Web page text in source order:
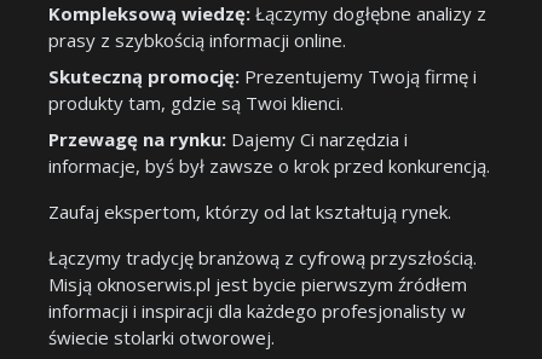
Kompleksową wiedzę: Łączymy dogłębne analizy z
prasy z szybkością informacji online.
Skuteczną promocję: Prezentujemy Twoją firmę i
produkty tam, gdzie są Twoi klienci.
Przewagę na rynku: Dajemy Ci narzędzia i
informacje, byś był zawsze o krok przed konkurencją.
Zaufaj ekspertom, którzy od lat kształtują rynek.
Łączymy tradycję branżową z cyfrową przyszłością.
Misją oknoserwis.pl jest bycie pierwszym źródłem
informacji i inspiracji dla każdego profesjonalisty w
świecie stolarki otworowej.